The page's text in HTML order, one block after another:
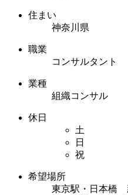
住まい
神奈川県
職業
コンサルタント
業種
組織コンサル
休日
土
日
祝
希望場所
東京駅・日本橋